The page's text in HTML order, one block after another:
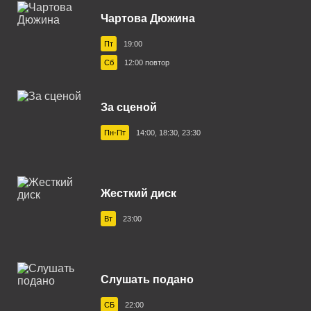
Евпатория 106.8 FM
Ижевск 103.8 FM
Кемерово 106.7 FM
Коломна 93.8 FM
Конаково 104.5 FM
Чартова Дюжина
Пт 19:00
Сб 12:00 повтор
За сценой
Пн-Пт 14:00, 18:30, 23:30
Жесткий диск
Вт 23:00
Слушать подано
СБ 22:00